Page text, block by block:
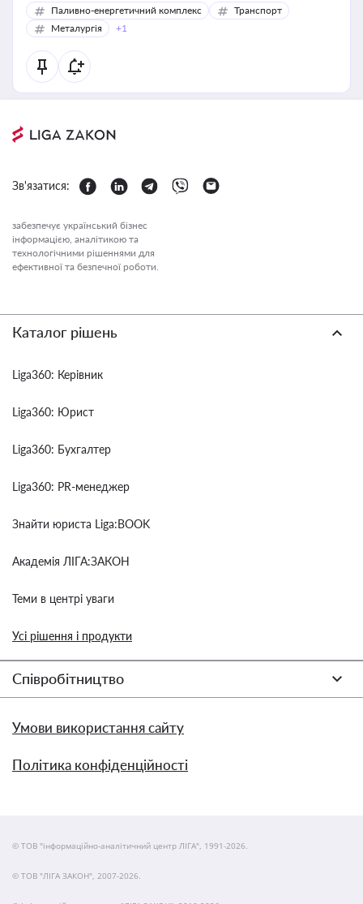
Паливно-енергетичний комплекс
Транспорт
Металургія
+1
Зв'язатися:
забезпечує український бізнес
інформацією, аналітикою та
технологічними рішеннями для
ефективної та безпечної роботи.
Каталог рішень
Liga360: Керівник
Liga360: Юрист
Liga360: Бухгалтер
Liga360: PR-менеджер
Знайти юриста Liga:BOOK
Академія ЛІГА:ЗАКОН
Теми в центрі уваги
Усі рішення і продукти
Співробітництво
Умови використання сайту
Політика конфіденційності
© ТОВ "інформаційно-аналітичний центр ЛІГА", 1991-2026.
© ТОВ "ЛІГА ЗАКОН", 2007-2026.